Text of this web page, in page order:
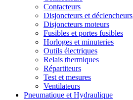
Contacteurs
Disjoncteurs et déclencheurs
Disjoncteurs moteurs
Fusibles et portes fusibles
Horloges et minuteries
Outils électriques
Relais thermiques
Répartiteurs
Test et mesures
Ventilateurs
Pneumatique et Hydraulique